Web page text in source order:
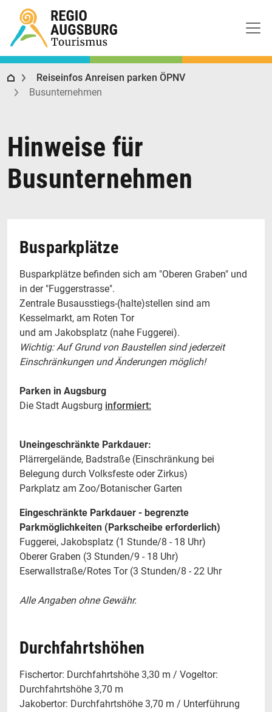
Regio Augsburg Tourismus
Reiseinfos Anreisen parken ÖPNV
Busunternehmen
Hinweise für
Busunternehmen
Busparkplätze
Busparkplätze befinden sich am "Oberen Graben" und
in der "Fuggerstrasse".
Zentrale Busausstiegs-(halte)stellen sind am
Kesselmarkt, am Roten Tor
und am Jakobsplatz (nahe Fuggerei).
Wichtig: Auf Grund von Baustellen sind jederzeit
Einschränkungen und Änderungen möglich!
Parken in Augsburg
Die Stadt Augsburg informiert:
Uneingeschränkte Parkdauer:
Plärrergelände, Badstraße (Einschränkung bei
Belegung durch Volksfeste oder Zirkus)
Parkplatz am Zoo/Botanischer Garten
Eingeschränkte Parkdauer - begrenzte
Parkmöglichkeiten (Parkscheibe erforderlich)
Fuggerei, Jakobsplatz (1 Stunde/8 - 18 Uhr)
Oberer Graben (3 Stunden/9 - 18 Uhr)
Eserwallstraße/Rotes Tor (3 Stunden/8 - 22 Uhr
Alle Angaben ohne Gewähr.
Durchfahrtshöhen
Fischertor: Durchfahrtshöhe 3,30 m / Vogeltor:
Durchfahrtshöhe 3,70 m
Jakobertor: Durchfahrtshöhe 3,70 m / Unterführung